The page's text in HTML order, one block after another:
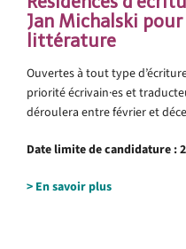
Jan Michalski
littérature
Ouvertes à tout type
priorité écrivain·es et
déroulera entre février et
Date limite de candidature :
> En savoir plus